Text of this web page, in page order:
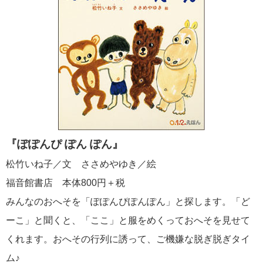
『ぽぽんぴ ぽん ぽん』
松竹いね子／文 ささめやゆき／絵
福音館書店 本体800円＋税
みんなのおへそを「ぽぽんぴぽんぽん」と探します。「ど
ーこ」と聞くと、「ここ」と服をめくっておへそを見せて
くれます。おへその行列に誘って、ご機嫌な脱ぎ脱ぎタイ
ム♪